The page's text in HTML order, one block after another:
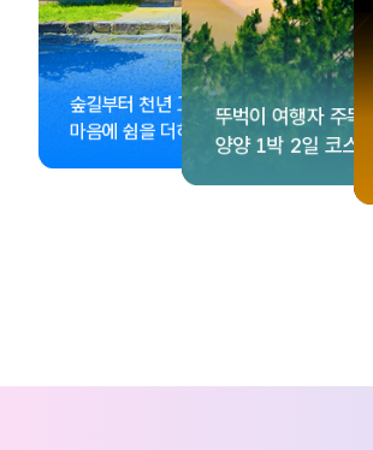
<동궁> 여운 따라🎬
떠나는 해남 여행
수집!
기념품숍 3곳⭐
더 재미있어지는숲길부터 천년 고찰까지!
마음에 쉼을 더하는 부안
뚜벅이 여행자 주목🚶
양양 1박 2일 코스